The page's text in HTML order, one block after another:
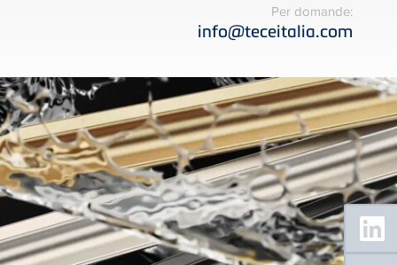
Per domande:
info@teceitalia.com
Floating
Sidebar